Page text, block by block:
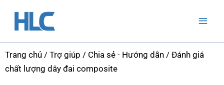
Trang chủ / Trợ giúp / Chia sẻ - Hướng dẫn / Đánh giá
chất lượng dây đai composite